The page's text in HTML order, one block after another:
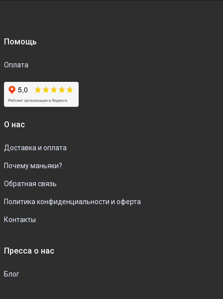
Помощь
Оплата
О нас
Доставка и оплата
Почему маньяки?
Обратная связь
Политика конфиденциальности и оферта
Контакты
Пресса о нас
Блог